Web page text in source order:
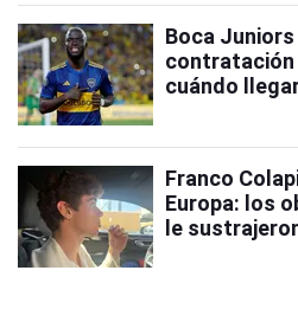
Boca
contratación
cuándo
Franco
Europa: los
le